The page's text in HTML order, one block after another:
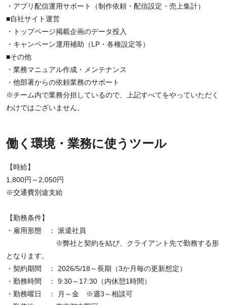
・アプリ配信運用サポート（制作依頼・配信設定・売上集計）
■自社サイト運営
・トップページ掲載企画のデータ投入
・キャンペーン運用補助（LP・各種設定等）
■その他
・業務マニュアル作成・メンテナンス
・他部署からの依頼業務のサポート
※チーム内で業務分担しているので、上記すべてをやっていただく
わけではございません。
働く環境・業務に使うツール
【時給】
1,800円～2,050円
※交通費別途支給
【勤務条件】
・雇用形態 ： 派遣社員
※弊社と契約を結び、クライアント先で勤務する形
となります。
・契約期間 ： 2026/5/18～長期（3か月毎の更新想定）
・勤務時間 ： 9:30～17:30（内休憩1時間）
・勤務曜日 ： 月～金 ※週3～相談可